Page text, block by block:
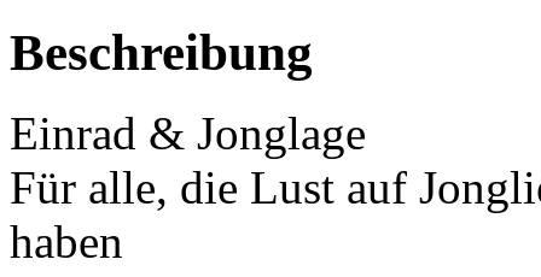
Beschreibung
Einrad & Jonglage
Für alle, die Lust auf
haben